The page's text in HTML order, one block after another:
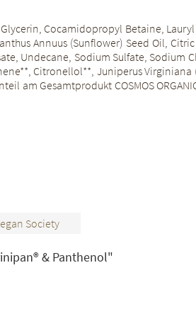
Cocamidopropyl Betaine,
Annuus (Sunflower) Seed Oil,
Undecane, Sodium Sulfate, Sodium
Citronellol**, Juniperus
am Gesamtprodukt COSMOS
Society
& Panthenol"